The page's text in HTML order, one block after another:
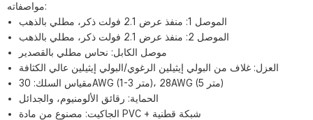
مواصفاته:
الموصل 1: منفذ عرض 2.1 فولت ذكر، مطلي بالذهب
الموصل 2: ​​منفذ عرض 2.1 فولت ذكر، مطلي بالذهب
موصل الكابل: نحاس مطلي بالقصدير
العزل: غلاف من البولي إيثيلين الرغوي/البولي إيثيلين عالي الكثافة
مقياس السلك: 30AWG (1-3 متر)، 28AWG (5 متر)
الحماية: رقائق الألومنيوم، والجدائل
الجاكيت: مصنوع من مادة PVC + شبكة قطنية